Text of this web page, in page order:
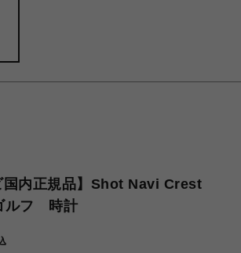
国内正規品】Shot Navi Crest
ルフ 時計